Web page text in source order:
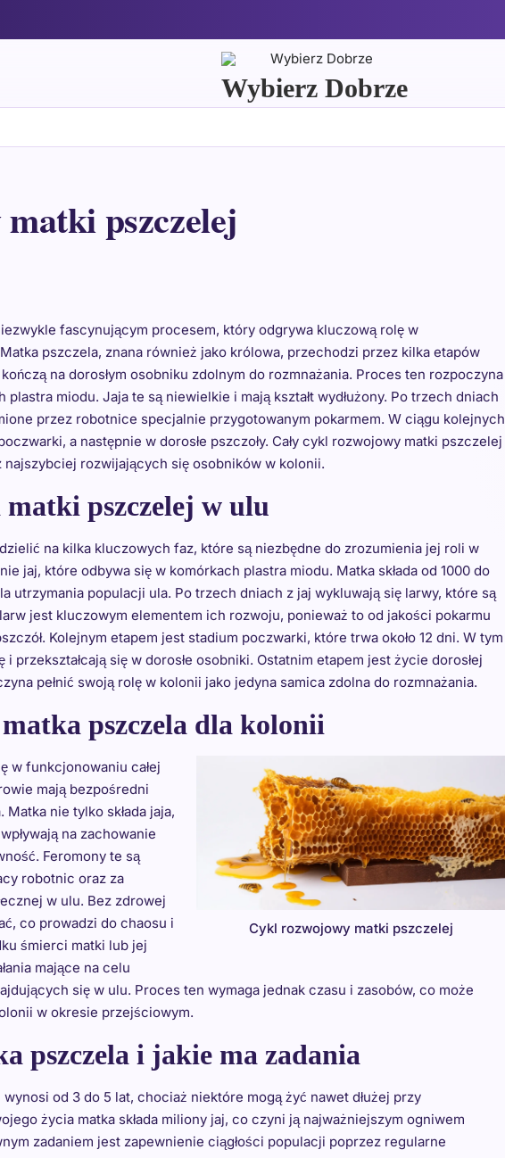
Wybierz Dobrze
pszczelej
fascynującym procesem, który odgrywa kluczową rolę w
pszczela, znana również jako królowa, przechodzi przez kilka etapów
na dorosłym osobniku zdolnym do rozmnażania. Proces ten rozpoczyna
plastra miodu. Jaja te są niewielkie i mają kształt wydłużony. Po trzech dniach
przez robotnice specjalnie przygotowanym pokarmem. W ciągu kolejnych
a następnie w dorosłe pszczoły. Cały cykl rozwojowy matki pszczelej
najszybciej rozwijających się osobników w kolonii.
matki pszczelej w ulu
na kilka kluczowych faz, które są niezbędne do zrozumienia jej roli w
jaj, które odbywa się w komórkach plastra miodu. Matka składa od 1000 do
utrzymania populacji ula. Po trzech dniach z jaj wykluwają się larwy, które są
jest kluczowym elementem ich rozwoju, ponieważ to od jakości pokarmu
Kolejnym etapem jest stadium poczwarki, które trwa około 12 dni. W tym
przekształcają się w dorosłe osobniki. Ostatnim etapem jest życie dorosłej
pełnić swoją rolę w kolonii jako jedyna samica zdolna do rozmnażania.
pszczela dla kolonii
Cykl rozwojowy matki pszczelej
w funkcjonowaniu całej
mają bezpośredni
nie tylko składa jaja,
na zachowanie
Feromony te są
robotnic oraz za
w ulu. Bez zdrowej
co prowadzi do chaosu i
śmierci matki lub jej
mające na celu
się w ulu. Proces ten wymaga jednak czasu i zasobów, co może
w okresie przejściowym.
pszczela i jakie ma zadania
od 3 do 5 lat, chociaż niektóre mogą żyć nawet dłużej przy
życia matka składa miliony jaj, co czyni ją najważniejszym ogniwem
zadaniem jest zapewnienie ciągłości populacji poprzez regularne